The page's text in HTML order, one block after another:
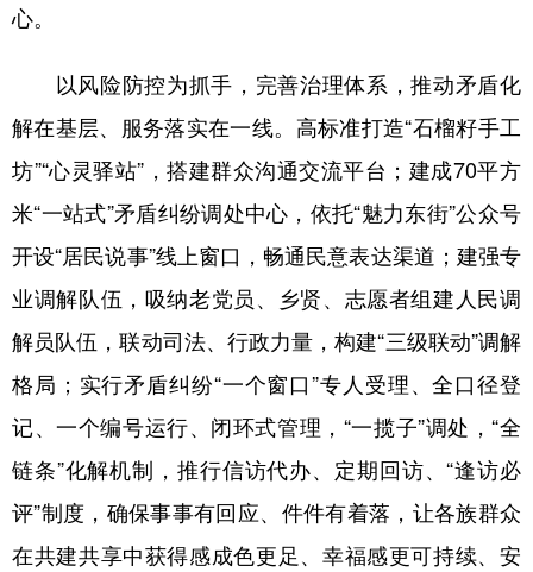
心。
以风险防控为抓手，完善治理体系，推动矛盾化
解在基层、服务落实在一线。高标准打造“石榴籽手工
坊”“心灵驿站”，搭建群众沟通交流平台；建成70平方
米“一站式”矛盾纠纷调处中心，依托“魅力东街”公众号
开设“居民说事”线上窗口，畅通民意表达渠道；建强专
业调解队伍，吸纳老党员、乡贤、志愿者组建人民调
解员队伍，联动司法、行政力量，构建“三级联动”调解
格局；实行矛盾纠纷“一个窗口”专人受理、全口径登
记、一个编号运行、闭环式管理，“一揽子”调处，“全
链条”化解机制，推行信访代办、定期回访、“逢访必
评”制度，确保事事有回应、件件有着落，让各族群众
在共建共享中获得感成色更足、幸福感更可持续、安